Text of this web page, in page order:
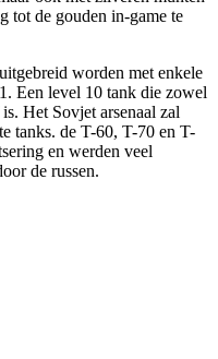
tot de gouden in-game te
worden met enkele
Een level 10 tank die zowel
Het Sovjet arsenaal zal
tanks. de T-60, T-70 en T-
en werden veel
de russen.